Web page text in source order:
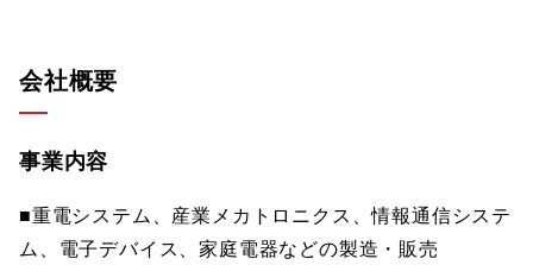
会社概要
事業内容
■重電システム、産業メカトロニクス、情報通信システ
ム、電子デバイス、家庭電器などの製造・販売